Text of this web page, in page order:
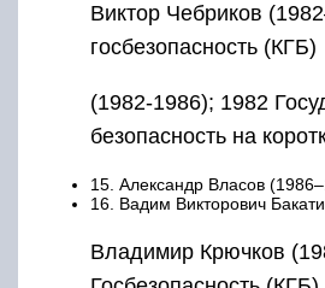
Виктор Чебриков
госбезопасность (КГБ)
(1982-1986); 1982
безопасность на
15. Александр Власов
16. Вадим Викторович
Владимир Крючков